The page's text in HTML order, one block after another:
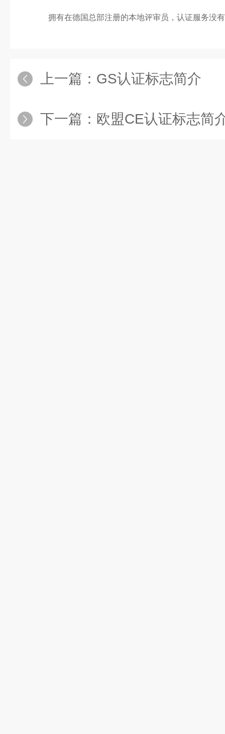
拥有在德国总部注册的本地评审员，认证服务没
上一篇： GS认证标志简介
下一篇： 欧盟CE认证标志简